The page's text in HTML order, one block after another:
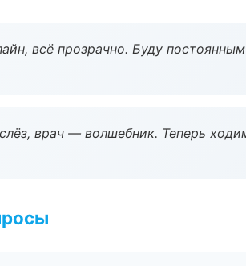
всё прозрачно. Буду
врач — волшебник. Теперь